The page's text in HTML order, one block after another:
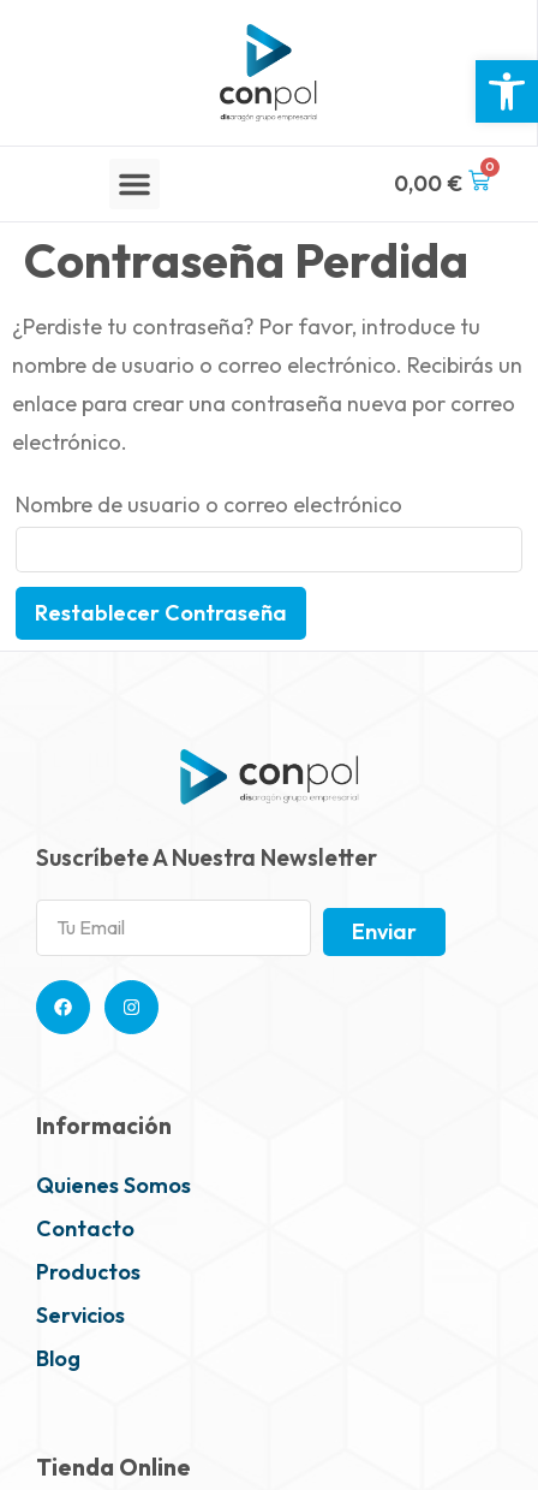
Abrir
0,00€
0
Contraseña Perdida
¿Perdiste tu contraseña? Por favor, introduce tu
nombre de usuario o correo electrónico. Recibirás un
enlace para crear una contraseña nueva por correo
electrónico.
Nombre de usuario o correo electrónico
Restablecer Contraseña
Suscríbete A Nuestra Newsletter
Enviar
Información
Quienes Somos
Contacto
Productos
Servicios
Blog
Tienda Online